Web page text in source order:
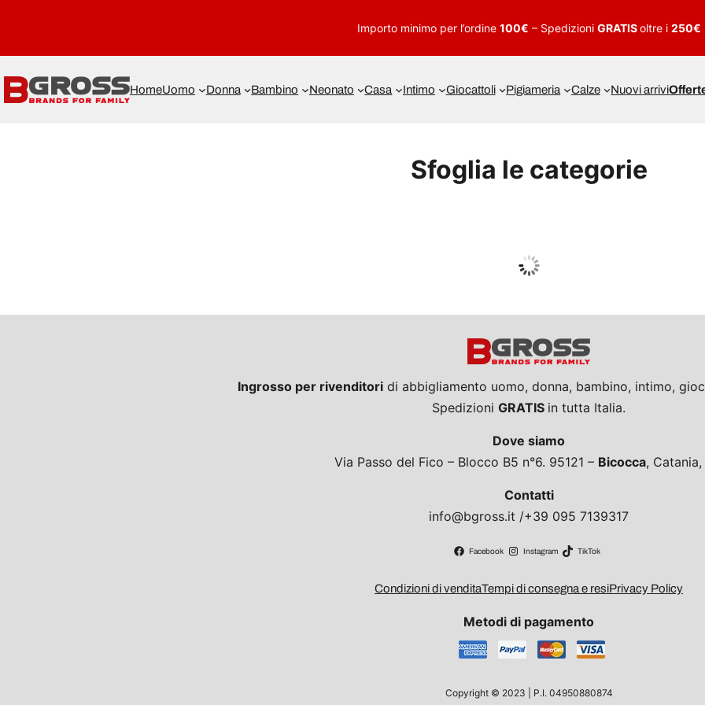
Importo minimo per l’ordine 100€ – Spedizioni GRATISoltre i 250€
HomeUomo Donna Bambino Neonato Casa Intimo Giocattoli Pigiameria Calze Nuovi arrivi
Sfoglia le categorie
Guarda tutto
Ingrosso per rivenditori di abbigliamento uomo, donna, bambino, intimo,
Spedizioni GRATIS in tutta Italia.
Dove siamo
Via Passo del Fico – Blocco B5 n°6. 95121 – Bicocca,
Contatti
info@bgross.it /+39 095 7139317
Facebook Instagram TikTok
Condizioni di venditaTempi di consegna e resiPrivacy Policy
Metodi di pagamento
Copyright © 2023 | P.I. 04950880874